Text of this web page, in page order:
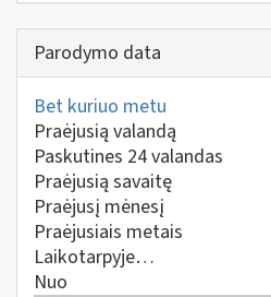
Parodymo data
Bet kuriuo metu
Praėjusią valandą
Paskutines 24 valandas
Praėjusią savaitę
Praėjusį mėnesį
Praėjusiais metais
Laikotarpyje…
Nuo